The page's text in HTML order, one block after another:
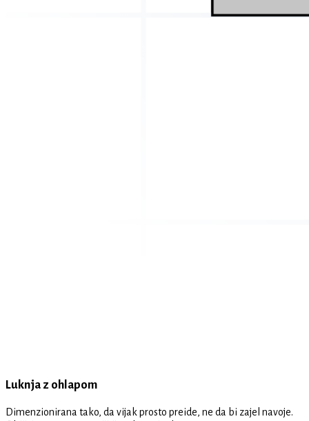
Luknja z ohlapom
Dimenzionirana tako, da vijak prosto preide, ne da bi zajel navoje.